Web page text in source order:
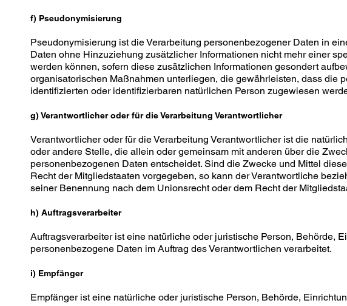
f) Pseudonymisierung
Pseudonymisierung ist die Verarbeitung personenbezogener Daten in
Daten ohne Hinzuziehung zusätzlicher Informationen nicht mehr einer
werden können, sofern diese zusätzlichen Informationen gesondert
organisatorischen Maßnahmen unterliegen, die gewährleisten, dass die
identifizierten oder identifizierbaren natürlichen Person zugewiesen
g) Verantwortlicher oder für die Verarbeitung Verantwortlicher
Verantwortlicher oder für die Verarbeitung Verantwortlicher ist die
oder andere Stelle, die allein oder gemeinsam mit anderen über die
personenbezogenen Daten entscheidet. Sind die Zwecke und Mittel
Recht der Mitgliedstaaten vorgegeben, so kann der Verantwortliche
seiner Benennung nach dem Unionsrecht oder dem Recht der
h) Auftragsverarbeiter
Auftragsverarbeiter ist eine natürliche oder juristische Person, Behörde,
personenbezogene Daten im Auftrag des Verantwortlichen verarbeitet.
i) Empfänger
Empfänger ist eine natürliche oder juristische Person, Behörde,